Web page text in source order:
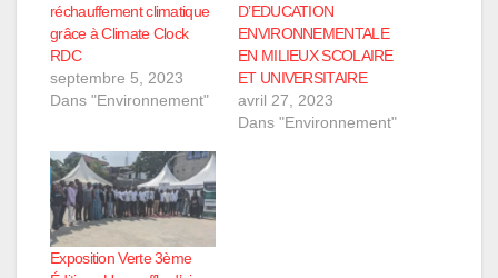
réchauffement climatique
grâce à Climate Clock
RDC
septembre 5, 2023
Dans "Environnement"
D’EDUCATION
ENVIRONNEMENTALE
EN MILIEUX SCOLAIRE
ET UNIVERSITAIRE
avril 27, 2023
Dans "Environnement"
Exposition Verte 3ème